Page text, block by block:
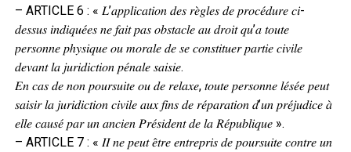
– ARTICLE 6 : « 𝐿’𝑎𝑝𝑝𝑙𝑖𝑐𝑎𝑡𝑖𝑜𝑛 𝑑𝑒𝑠 𝑟𝑒̀𝑔𝑙𝑒𝑠 𝑑𝑒 𝑝𝑟𝑜𝑐𝑒́𝑑𝑢𝑟𝑒 𝑐𝑖-
𝑑𝑒𝑠𝑠𝑢𝑠 𝑖𝑛𝑑𝑖𝑞𝑢𝑒́𝑒𝑠 𝑛𝑒 𝑓𝑎𝑖𝑡 𝑝𝑎𝑠 𝑜𝑏𝑠𝑡𝑎𝑐𝑙𝑒 𝑎𝑢 𝑑𝑟𝑜𝑖𝑡 𝑞𝑢’𝑎 𝑡𝑜𝑢𝑡𝑒
𝑝𝑒𝑟𝑠𝑜𝑛𝑛𝑒 𝑝ℎ𝑦𝑠𝑖𝑞𝑢𝑒 𝑜𝑢 𝑚𝑜𝑟𝑎𝑙𝑒 𝑑𝑒 𝑠𝑒 𝑐𝑜𝑛𝑠𝑡𝑖𝑡𝑢𝑒𝑟 𝑝𝑎𝑟𝑡𝑖𝑒 𝑐𝑖𝑣𝑖𝑙𝑒
𝑑𝑒𝑣𝑎𝑛𝑡 𝑙𝑎 𝑗𝑢𝑟𝑖𝑑𝑖𝑐𝑡𝑖𝑜𝑛 𝑝𝑒́𝑛𝑎𝑙𝑒 𝑠𝑎𝑖𝑠𝑖𝑒.
𝐸𝑛 𝑐𝑎𝑠 𝑑𝑒 𝑛𝑜𝑛 𝑝𝑜𝑢𝑟𝑠𝑢𝑖𝑡𝑒 𝑜𝑢 𝑑𝑒 𝑟𝑒𝑙𝑎𝑥𝑒, 𝑡𝑜𝑢𝑡𝑒 𝑝𝑒𝑟𝑠𝑜𝑛𝑛𝑒 𝑙𝑒́𝑠𝑒́𝑒 𝑝𝑒𝑢𝑡
𝑠𝑎𝑖𝑠𝑖𝑟 𝑙𝑎 𝑗𝑢𝑟𝑖𝑑𝑖𝑐𝑡𝑖𝑜𝑛 𝑐𝑖𝑣𝑖𝑙𝑒 𝑎𝑢𝑥 𝑓𝑖𝑛𝑠 𝑑𝑒 𝑟𝑒́𝑝𝑎𝑟𝑎𝑡𝑖𝑜𝑛 𝑑’𝑢𝑛 𝑝𝑟𝑒́𝑗𝑢𝑑𝑖𝑐𝑒 𝑎̀
𝑒𝑙𝑙𝑒 𝑐𝑎𝑢𝑠𝑒́ 𝑝𝑎𝑟 𝑢𝑛 𝑎𝑛𝑐𝑖𝑒𝑛 𝑃𝑟𝑒́𝑠𝑖𝑑𝑒𝑛𝑡 𝑑𝑒 𝑙𝑎 𝑅𝑒́𝑝𝑢𝑏𝑙𝑖𝑞𝑢𝑒 ».
– ARTICLE 7 : « 𝐼𝐼 𝑛𝑒 𝑝𝑒𝑢𝑡 𝑒̂𝑡𝑟𝑒 𝑒𝑛𝑡𝑟𝑒𝑝𝑟𝑖𝑠 𝑑𝑒 𝑝𝑜𝑢𝑟𝑠𝑢𝑖𝑡𝑒 𝑐𝑜𝑛𝑡𝑟𝑒 𝑢𝑛